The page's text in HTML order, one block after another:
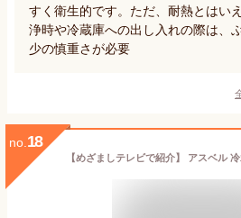
すく衛生的です。ただ、耐熱とはい
浄時や冷蔵庫への出し入れの際は、
少の慎重さが必要
no. 18